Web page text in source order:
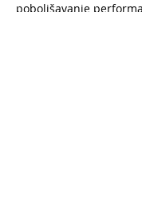
poboljšavanje